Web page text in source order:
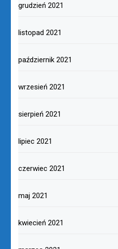
grudzień 2021
listopad 2021
październik 2021
wrzesień 2021
sierpień 2021
lipiec 2021
czerwiec 2021
maj 2021
kwiecień 2021